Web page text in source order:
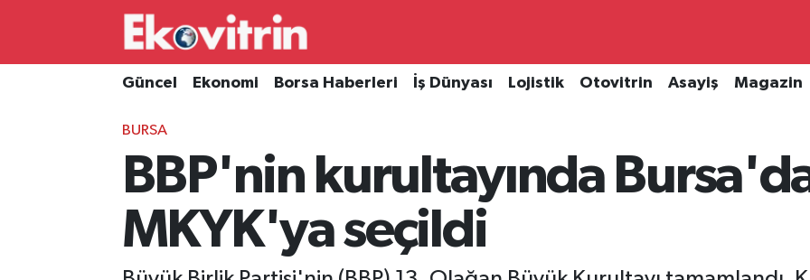
Güncel Ekonomi Borsa Haberleri İş Dünyası Lojistik Otovitrin Asayiş Magazin
BURSA
BBP'nin kurultayında
MKYK'ya seçildi
Güncel
Borsa Haberleri
Hava Durumu
Süper Lig Puan Durumu ve Fikstür
Tüm Manşetler